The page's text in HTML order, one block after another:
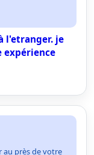
l'etranger. je
expérience
au près de votre